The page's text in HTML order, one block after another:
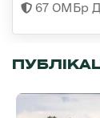
67 ОМБр